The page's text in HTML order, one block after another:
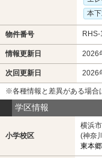
本
物件番号
情報更新日 2026
次回更新日 2026
※各種情報と差異がある場合
学区情報
小学校区
横浜
(神奈
東本